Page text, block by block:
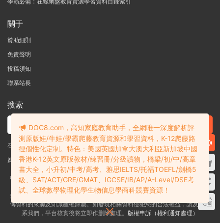
上一篇
Million Dollar Mates 《百萬美元
年時尚青春小說
PDF+EPUB+MOBI電子版 百度雲
評論 0
請先登錄
DOC8.com，高知家庭教育助手，全網唯一深度解析評
測原版娃/牛娃/學霸爬藤教育資源和學習資料，K-12爬藤路
徑個性化定制。特色：美國英國加拿大澳大利亞新加坡中國
香港K-12英文原版教材/練習冊/分級讀物，橋梁/初/中/高章
書大全，小升初/中考/高考、雅思IELTS/托福TOEFL/劍橋5
級、SAT/ACT/GRE/GMAT、IGCSE/IB/AP/A-Level/DSE考
試、全球數學物理化學生物信息學商科競賽資源！